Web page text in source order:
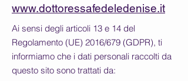
www.dottoressafedeledenise.it
Ai sensi degli articoli 13 e 14 del
Regolamento (UE) 2016/679 (GDPR), ti
informiamo che i dati personali raccolti da
questo sito sono trattati da: